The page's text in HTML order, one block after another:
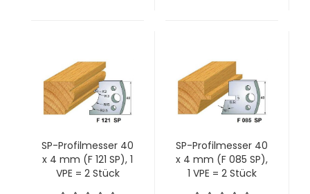
SP-Profilmesser 40
x 4 mm (F 121 SP), 1
VPE = 2 Stück
SP-Profilmesser 40
x 4 mm (F 085 SP),
1 VPE = 2 Stück